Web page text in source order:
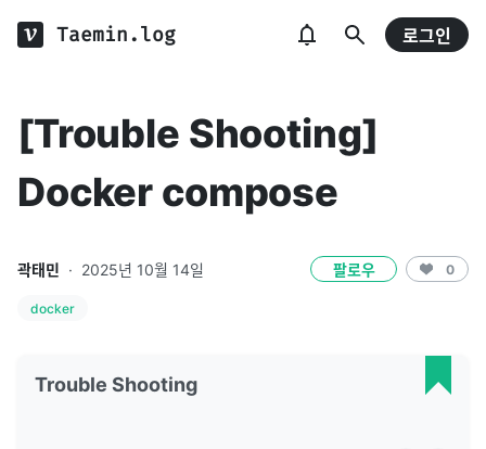
Taemin.log 로그인
[Trouble Shooting]
Docker compose
곽태민 · 2025년 10월 14일 팔로우 0
docker
Trouble Shooting